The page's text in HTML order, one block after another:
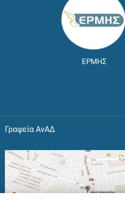
ΕΡΜΗΣ
Γραφεία ΑνΑΔ